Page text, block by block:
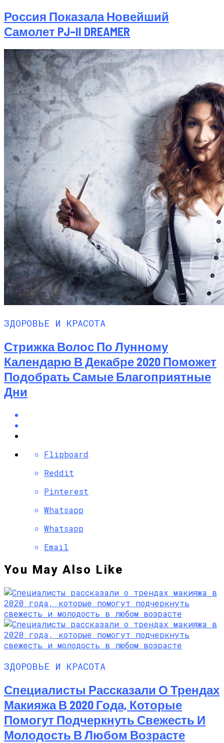
Россия Показала Новейший
Самолет PJ–II DREAMER
ЗДОРОВЬЕ И КРАСОТА
Стрижка Волос По Лунному
Календарю В Декабре 2020 Поможет
Подобрать Самые Благоприятные
Дни
Flipboard
Reddit
Pinterest
Whatsapp
Whatsapp
Email
You May Also Like
ЗДОРОВЬЕ И КРАСОТА
Специалисты Рассказали О Трендах
Макияжа В 2020 Года, Которые
Помогут Подчеркнуть Свежесть И
Молодость В Любом Возрасте